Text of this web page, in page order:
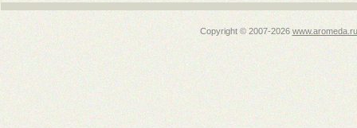
Copyright © 2007-2026 www.aromeda.ru